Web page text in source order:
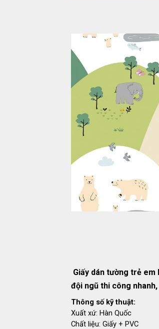
Giấy dán tường trẻ em
đội ngũ thi công
Thông số kỹ thuật:
Xuất xứ: Hàn Quốc
Chất liệu: Giấy + PVC